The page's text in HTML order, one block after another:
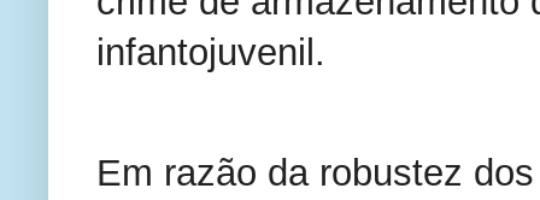
infantojuvenil.
Em razão da robustez